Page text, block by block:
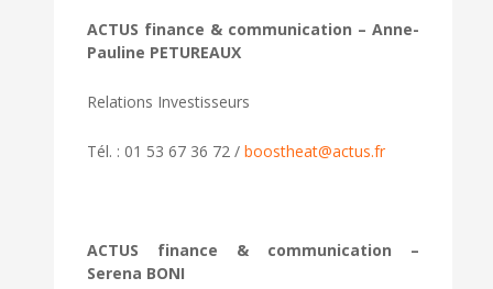
ACTUS finance & communication – Anne-
Pauline PETUREAUX
Relations Investisseurs
Tél. : 01 53 67 36 72 / boostheat@actus.fr
ACTUS finance & communication –
Serena BONI